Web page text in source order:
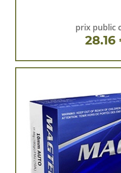
prix public
28.16